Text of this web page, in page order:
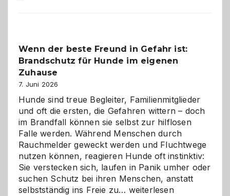
und
herzlich
Wenn der beste Freund in Gefahr ist:
Brandschutz für Hunde im eigenen
Zuhause
7. Juni 2026
Hunde sind treue Begleiter, Familienmitglieder
und oft die ersten, die Gefahren wittern – doch
im Brandfall können sie selbst zur hilflosen
Falle werden. Während Menschen durch
Rauchmelder geweckt werden und Fluchtwege
nutzen können, reagieren Hunde oft instinktiv:
Sie verstecken sich, laufen in Panik umher oder
suchen Schutz bei ihren Menschen, anstatt
selbstständig ins Freie zu… Wenn
weiterlesen